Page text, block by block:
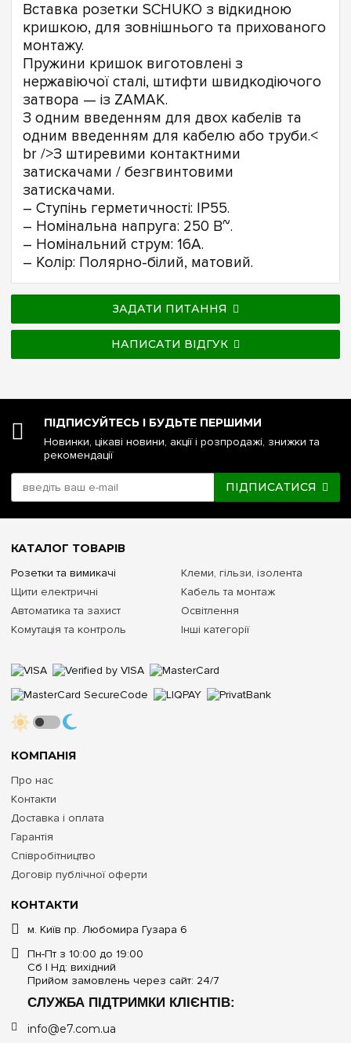
Вставка розетки SCHUKO з відкидною
кришкою, для зовнішнього та прихованого
монтажу.
Пружини кришок виготовлені з
нержавіючої сталі, штифти швидкодіючого
затвора — із ZAMAK.
З одним введенням для двох кабелів та
одним введенням для кабелю або труби.<
br />З штиревими контактними
затискачами / безгвинтовими
затискачами.
– Ступінь герметичності: IP55.
– Номінальна напруга: 250 В~.
– Номінальний струм: 16А.
– Колір: Полярно-білий, матовий.
ЗАДАТИ ПИТАННЯ
НАПИСАТИ ВІДГУК
ПІДПИСУЙТЕСЬ І БУДЬТЕ ПЕРШИМИ
Новинки, цікаві новини, акції і розпродажі, знижки та
рекомендації
ПІДПИСАТИСЯ
КОНТАКТИ
м. Київ пр. Любомира Гузара 6
Пн-Пт з 10:00 до 19:00
Сб | Нд: вихідний
Прийом замовлень через сайт: 24/7
СЛУЖБА ПІДТРИМКИ КЛІЄНТІВ:
info@e7.com.ua
КОМПАНІЯ
Про нас
Контакти
Доставка і оплата
Гарантія
Співробітництво
Договір публічної оферти
КАТАЛОГ ТОВАРІВ
Розетки та вимикачі
Щити електричні
Автоматика та захист
Комутація та контроль
Клеми, гільзи, ізолента
Кабель та монтаж
Освітлення
Інші категорії